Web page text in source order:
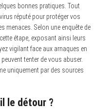
bonnes pratiques. Tout
réputé pour protéger vos
menaces. Selon une enquête de
étape, exposant ainsi leurs
vigilant face aux arnaques en
tenter de vous abuser.
uniquement par des sources
le détour ?